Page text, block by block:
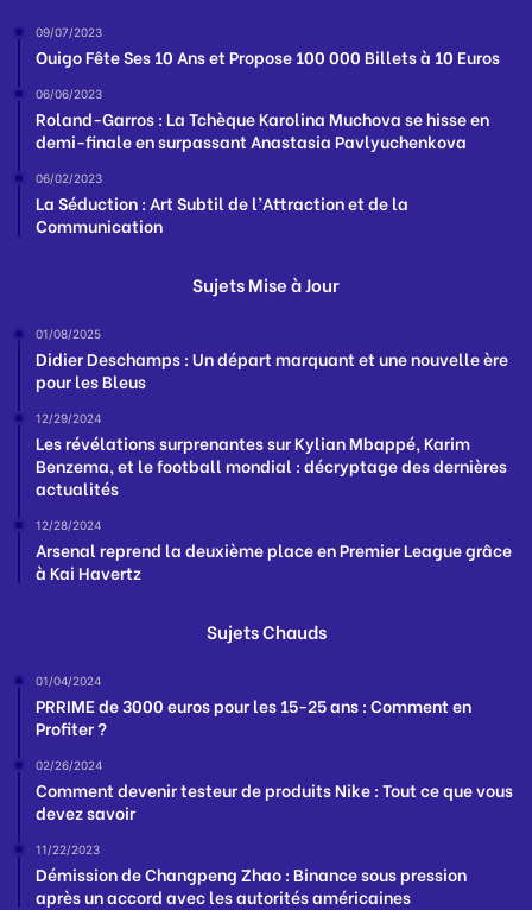
09/07/2023
Ouigo Fête Ses 10 Ans et Propose 100 000 Billets à 10 Euros
06/06/2023
Roland-Garros : La Tchèque Karolina Muchova se hisse en
demi-finale en surpassant Anastasia Pavlyuchenkova
06/02/2023
La Séduction : Art Subtil de l’Attraction et de la
Communication
Sujets Mise à Jour
01/08/2025
Didier Deschamps : Un départ marquant et une nouvelle ère
pour les Bleus
12/29/2024
Les révélations surprenantes sur Kylian Mbappé, Karim
Benzema, et le football mondial : décryptage des dernières
actualités
12/28/2024
Arsenal reprend la deuxième place en Premier League grâce
à Kai Havertz
Sujets Chauds
01/04/2024
PRRIME de 3000 euros pour les 15-25 ans : Comment en
Profiter ?
02/26/2024
Comment devenir testeur de produits Nike : Tout ce que vous
devez savoir
11/22/2023
Démission de Changpeng Zhao : Binance sous pression
après un accord avec les autorités américaines